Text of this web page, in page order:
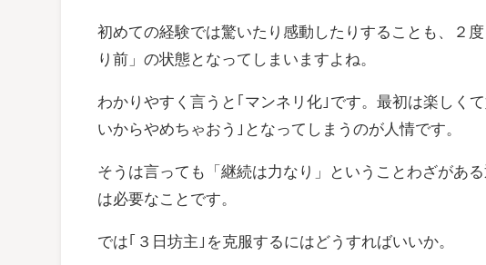
初めての経験では驚いたり感動したりすることも、２
り前」の状態となってしまいますよね。
わかりやすく言うと｢マンネリ化｣です。最初は楽しく
いからやめちゃおう｣となってしまうのが人情です。
そうは言っても「継続は力なり」ということわざがあ
は必要なことです。
では｢３日坊主｣を克服するにはどうすればいいか。